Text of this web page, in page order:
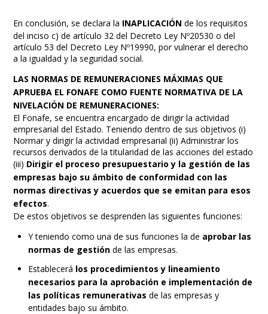
En conclusión, se declara la INAPLICACIÓN de los requisitos
del inciso c) de artículo 32 del Decreto Ley Nº20530 o del
artículo 53 del Decreto Ley Nº19990, por vulnerar el derecho
a la igualdad y la seguridad social.
LAS NORMAS DE REMUNERACIONES MÁXIMAS QUE
APRUEBA EL FONAFE COMO FUENTE NORMATIVA DE LA
NIVELACIÓN DE REMUNERACIONES:
El Fonafe, se encuentra encargado de dirigir la actividad
empresarial del Estado. Teniendo dentro de sus objetivos (i)
Normar y dirigir la actividad empresarial (ii) Administrar los
recursos derivados de la titularidad de las acciones del estado
(iii) Dirigir el proceso presupuestario y la gestión de las
empresas bajo su ámbito de conformidad con las
normas directivas y acuerdos que se emitan para esos
efectos.
De estos objetivos se desprenden las siguientes funciones:
Y teniendo como una de sus funciones la de aprobar las
normas de gestión de las empresas.
Establecerá los procedimientos y lineamiento
necesarios para la aprobación e implementación de
las políticas remunerativas de las empresas y
entidades bajo su ámbito.